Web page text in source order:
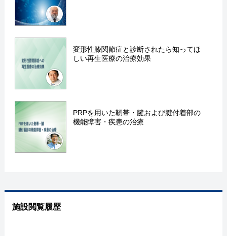
変形性膝関節症と診断されたら知ってほ
しい再生医療の治療効果
PRPを用いた靭帯・腱および腱付着部の
機能障害・疾患の治療
施設閲覧履歴